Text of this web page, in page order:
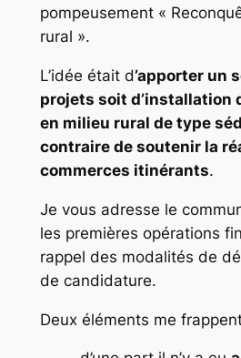
pompeusement «
rural ».
L’idée était d’apporter un
projets soit d’installation
en milieu rural de type
contraire de soutenir la
commerces itinérants.
Je vous adresse le
les premières opérations
rappel des modalités de
de candidature.
Deux éléments me